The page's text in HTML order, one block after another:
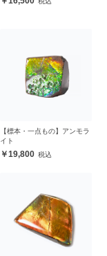
【標本・一点もの】アンモラ
イト
19,800